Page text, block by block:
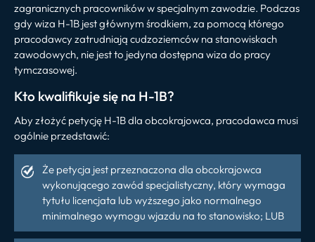
zagranicznych pracowników w specjalnym zawodzie. Podczas
gdy wiza H-1B jest głównym środkiem, za pomocą którego
pracodawcy zatrudniają cudzoziemców na stanowiskach
zawodowych, nie jest to jedyna dostępna wiza do pracy
tymczasowej.
Kto kwalifikuje się na H-1B?
Aby złożyć petycję H-1B dla obcokrajowca, pracodawca musi
ogólnie przedstawić:
Że petycja jest przeznaczona dla obcokrajowca
wykonującego zawód specjalistyczny, który wymaga
tytułu licencjata lub wyższego jako normalnego
minimalnego wymogu wjazdu na to stanowisko; LUB